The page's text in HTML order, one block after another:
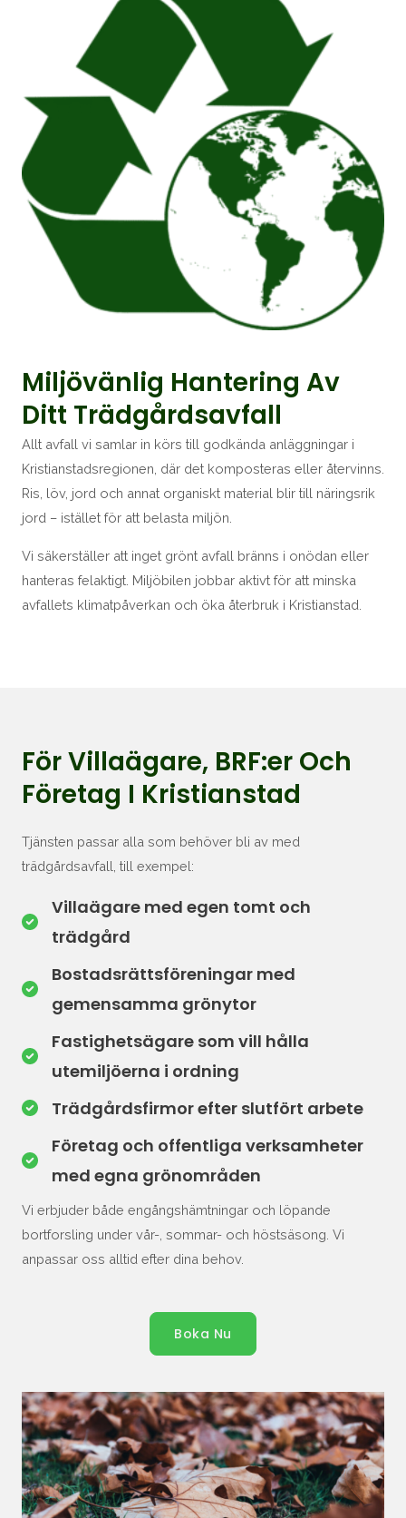
Miljövänlig Hantering Av
Ditt Trädgårdsavfall
Allt avfall vi samlar in körs till godkända anläggningar i
Kristianstadsregionen, där det komposteras eller återvinns.
Ris, löv, jord och annat organiskt material blir till näringsrik
jord – istället för att belasta miljön.
Vi säkerställer att inget grönt avfall bränns i onödan eller
hanteras felaktigt. Miljöbilen jobbar aktivt för att minska
avfallets klimatpåverkan och öka återbruk i Kristianstad.
För Villaägare, BRF:er Och
Företag I Kristianstad
Tjänsten passar alla som behöver bli av med
trädgårdsavfall, till exempel:
Villaägare med egen tomt och
trädgård
Bostadsrättsföreningar med
gemensamma grönytor
Fastighetsägare som vill hålla
utemiljöerna i ordning
Trädgårdsfirmorefter slutfört arbete
Företag och offentliga verksamheter
med egna grönområden
Vi erbjuder både engångshämtningar och löpande
bortforsling under vår-, sommar- och höstsäsong. Vi
anpassar oss alltid efter dina behov.
Boka Nu